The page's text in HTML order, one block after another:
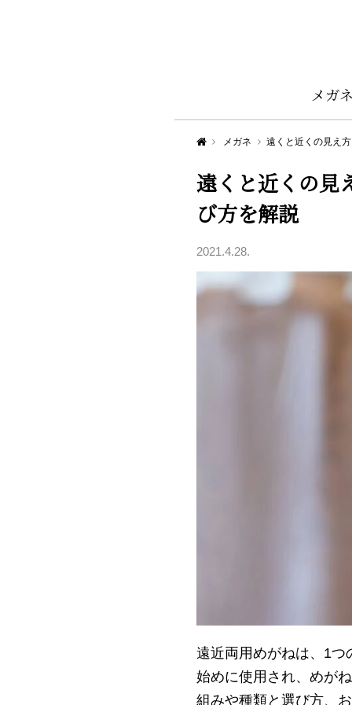
メガ
Aigan STYLE（メガネ・めがね）
メガネ 遠くと近くの見え
遠くと近くの見
び方を解説
2021.4.28.
遠近両用めがねは、1つ
始めに使用され、めが
組みや種類と選び方、